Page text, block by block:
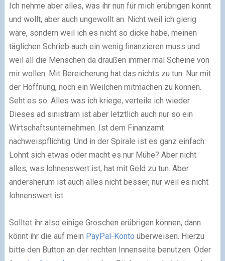
Ich nehme aber alles, was ihr nun für mich erübrigen könnt
und wollt, aber auch ungewollt an. Nicht weil ich gierig
wäre, sondern weil ich es nicht so dicke habe, meinen
täglichen Schrieb auch ein wenig finanzieren muss und
weil all die Menschen da draußen immer mal Scheine von
mir wollen. Mit Bereicherung hat das nichts zu tun. Nur mit
der Hoffnung, noch ein Weilchen mitmachen zu können.
Seht es so: Alles was ich kriege, verteile ich wieder.
Dieses ad sinistram ist aber letztlich auch nur so ein
Wirtschaftsunternehmen. Ist dem Finanzamt
nachweispflichtig. Und in der Spirale ist es ganz einfach:
Lohnt sich etwas oder macht es nur Mühe? Aber nicht
alles, was lohnenswert ist, hat mit Geld zu tun. Aber
andersherum ist auch alles nicht besser, nur weil es nicht
lohnenswert ist.
Solltet ihr also einige Groschen erübrigen können, dann
könnt ihr die auf mein PayPal-Konto überweisen. Hierzu
bitte den Button an der rechten Innenseite benutzen. Oder